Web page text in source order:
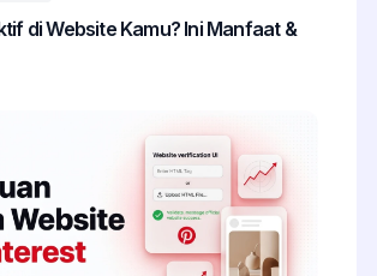
di Website Kamu? Ini Manfaat &